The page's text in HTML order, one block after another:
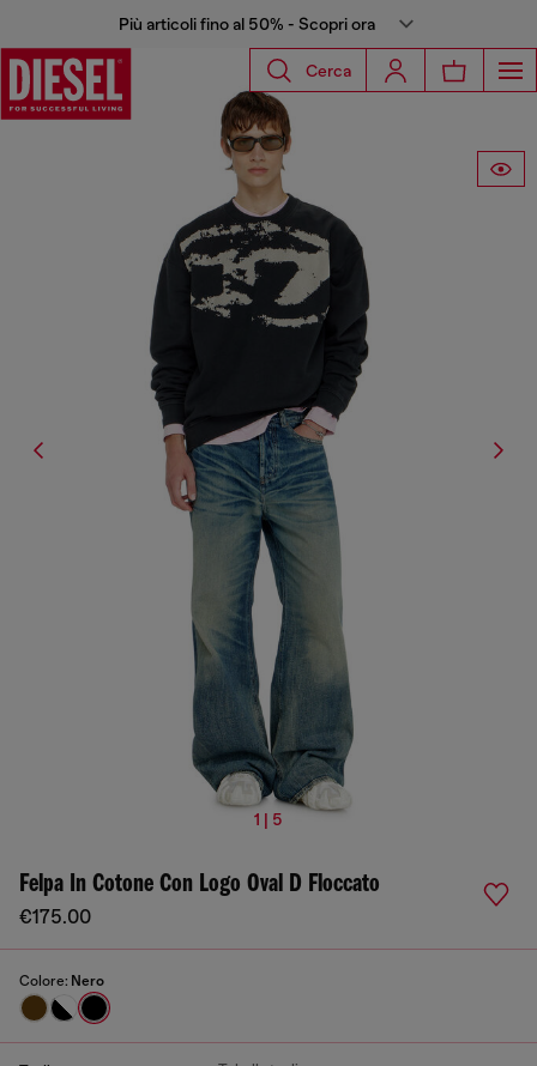
Più articoli fino al 50% - Scopri ora
Cerca
1 | 5
Felpa In Cotone Con Logo Oval D Floccato
€175.00
Colore: Nero